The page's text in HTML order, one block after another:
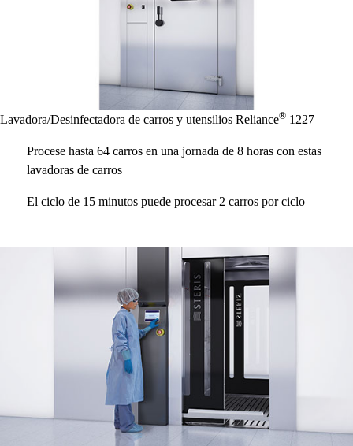
Lavadora/Desinfectadora de carros y utensilios Reliance® 1227
Procese hasta 64 carros en una jornada de 8 horas con estas
lavadoras de carros
El ciclo de 15 minutos puede procesar 2 carros por ciclo